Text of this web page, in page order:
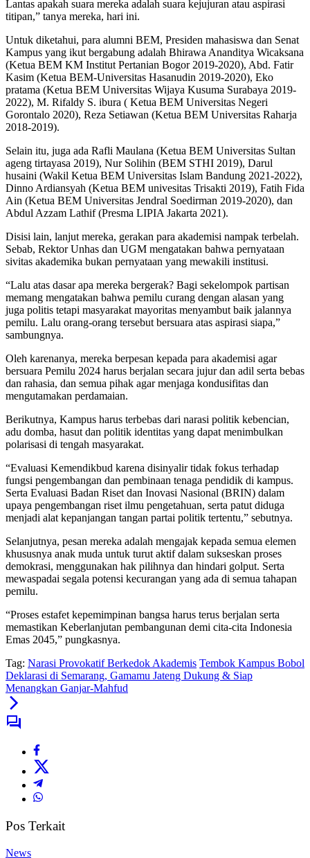
Lantas apakah suara mereka adalah suara kejujuran atau aspirasi
titipan,” tanya mereka, hari ini.
Untuk diketahui, para alumni BEM, Presiden mahasiswa dan Senat
Kampus yang ikut bergabung adalah Bhirawa Ananditya Wicaksana
(Ketua BEM KM Institut Pertanian Bogor 2019-2020), Abd. Fatir
Kasim (Ketua BEM-Universitas Hasanudin 2019-2020), Eko
pratama (Ketua BEM Universitas Wijaya Kusuma Surabaya 2019-
2022), M. Rifaldy S. ibura ( Ketua BEM Universitas Negeri
Gorontalo 2020), Reza Setiawan (Ketua BEM Universitas Raharja
2018-2019).
Selain itu, juga ada Rafli Maulana (Ketua BEM Universitas Sultan
ageng tirtayasa 2019), Nur Solihin (BEM STHI 2019), Darul
husaini (Wakil Ketua BEM Universitas Islam Bandung 2021-2022),
Dinno Ardiansyah (Ketua BEM univesitas Trisakti 2019), Fatih Fida
Ain (Ketua BEM Universitas Jendral Soedirman 2019-2020), dan
Abdul Azzam Lathif (Presma LIPIA Jakarta 2021).
Disisi lain, lanjut mereka, gerakan para akademisi nampak terbelah.
Sebab, Rektor Unhas dan UGM mengatakan bahwa pernyataan
sivitas akademika bukan pernyataan yang mewakili institusi.
“Lalu atas dasar apa mereka bergerak? Bagi sekelompok partisan
memang mengatakan bahwa pemilu curang dengan alasan yang
juga politis tetapi masyarakat mayoritas menyambut baik jalannya
pemilu. Lalu orang-orang tersebut bersuara atas aspirasi siapa,”
sambungnya.
Oleh karenanya, mereka berpesan kepada para akademisi agar
bersuara Pemilu 2024 harus berjalan secara jujur dan adil serta bebas
dan rahasia, dan semua pihak agar menjaga kondusifitas dan
mengutamakan perdamaian.
Berikutnya, Kampus harus terbebas dari narasi politik kebencian,
adu domba, hasut dan politik identitas yang dapat menimbulkan
polarisasi di tengah masyarakat.
“Evaluasi Kemendikbud karena disinyalir tidak fokus terhadap
fungsi pengembangan dan pembinaan tenaga pendidik di kampus.
Serta Evaluasi Badan Riset dan Inovasi Nasional (BRIN) dalam
upaya pengembangan riset ilmu pengetahuan, serta patut diduga
menjadi alat kepanjangan tangan partai politik tertentu,” sebutnya.
Selanjutnya, pesan mereka adalah mengajak kepada semua elemen
khususnya anak muda untuk turut aktif dalam sukseskan proses
demokrasi, menggunakan hak pilihnya dan hindari golput. Serta
mewaspadai segala potensi kecurangan yang ada di semua tahapan
pemilu.
“Proses estafet kepemimpinan bangsa harus terus berjalan serta
memastikan Keberlanjutan pembangunan demi cita-cita Indonesia
Emas 2045,” pungkasnya.
Tag: Narasi Provokatif Berkedok Akademis Tembok Kampus Bobol
Deklarasi di Semarang, Gamamu Jateng Dukung & Siap
Menangkan Ganjar-Mahfud
Pos Terkait
News